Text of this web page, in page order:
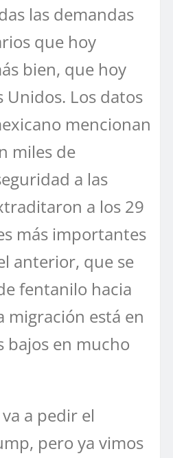
las demandas
que hoy
bien, que hoy
Unidos. Los datos
mencionan
miles de
a las
a los 29
más importantes
anterior, que se
fentanilo hacia
migración está en
bajos en mucho
a pedir el
pero ya vimos